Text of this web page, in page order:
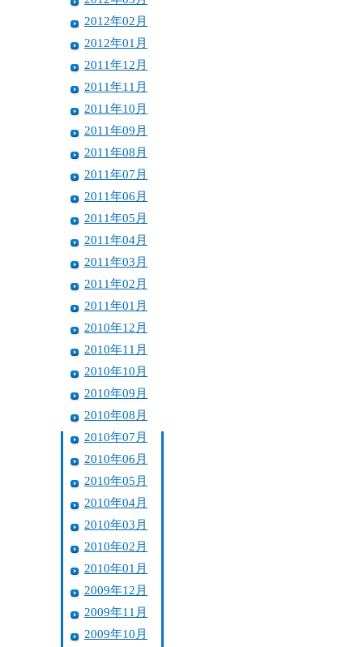
2012年02月
2012年01月
2011年12月
2011年11月
2011年10月
2011年09月
2011年08月
2011年07月
2011年06月
2011年05月
2011年04月
2011年03月
2011年02月
2011年01月
2010年12月
2010年11月
2010年10月
2010年09月
2010年08月
2010年07月
2010年06月
2010年05月
2010年04月
2010年03月
2010年02月
2010年01月
2009年12月
2009年11月
2009年10月